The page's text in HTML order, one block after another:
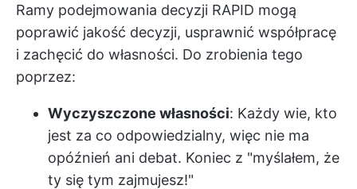
Ramy podejmowania decyzji RAPID mogą
poprawić jakość decyzji, usprawnić współpracę
i zachęcić do własności. Do zrobienia tego
poprzez:
Wyczyszczone własności: Każdy wie, kto
jest za co odpowiedzialny, więc nie ma
opóźnień ani debat. Koniec z "myślałem, że
ty się tym zajmujesz!"